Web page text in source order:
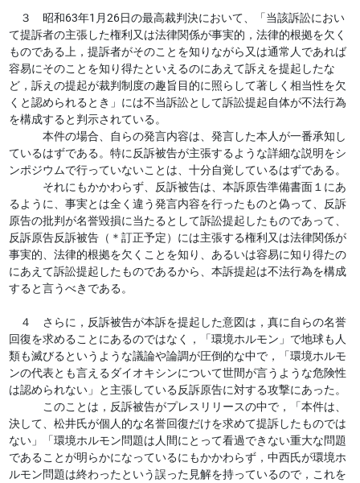
３ 昭和63年1月26日の最高裁判決において、「当該訴訟におい
て提訴者の主張した権利又は法律関係が事実的，法律的根拠を欠く
ものである上，提訴者がそのことを知りながら又は通常人であれば
容易にそのことを知り得たといえるのにあえて訴えを提起したな
ど，訴えの提起が裁判制度の趣旨目的に照らして著しく相当性を欠
くと認められるとき」には不当訴訟として訴訟提起自体が不法行為
を構成すると判示されている。
本件の場合、自らの発言内容は、発言した本人が一番承知し
ているはずである。特に反訴被告が主張するような詳細な説明をシ
ンポジウムで行っていないことは、十分自覚しているはずである。
それにもかかわらず、反訴被告は、本訴原告準備書面１にあ
るように、事実とは全く違う発言内容を行ったものと偽って、反訴
原告の批判が名誉毀損に当たるとして訴訟提起したものであって、
反訴原告反訴被告（＊訂正予定）には主張する権利又は法律関係が
事実的、法律的根拠を欠くことを知り、あるいは容易に知り得たの
にあえて訴訟提起したものであるから、本訴提起は不法行為を構成
すると言うべきである。
４ さらに，反訴被告が本訴を提起した意図は，真に自らの名誉
回復を求めることにあるのではなく，「環境ホルモン」で地球も人
類も滅びるというような議論や論調が圧倒的な中で，「環境ホルモ
ンの代表とも言えるダイオキシンについて世間が言うような危険性
は認められない」と主張している反訴原告に対する攻撃にあった。
このことは，反訴被告がプレスリリースの中で，「本件は、
決して、松井氏が個人的な名誉回復だけを求めて提訴したものでは
ない」「環境ホルモン問題は人間にとって看過できない重大な問題
であることが明らかになっているにもかかわらず，中西氏が環境ホ
ルモン問題は終わったという誤った見解を持っているので，これを